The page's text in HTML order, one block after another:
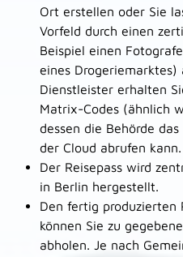
Ort erstellen oder Sie
Vorfeld durch einen
Beispiel einen
eines Drogeriemarktes)
Dienstleister erhalten
Matrix-Codes (ähnlich
dessen die Behörde
der Cloud abrufen kann.
Der Reisepass wird
in Berlin hergestellt.
Den fertig produzierten
können Sie zu
abholen. Je nach